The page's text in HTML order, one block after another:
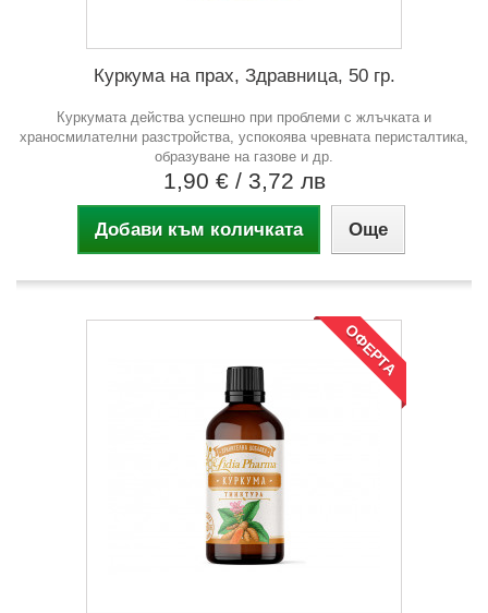
Куркума на прах, Здравница, 50 гр.
Куркумата действа успешно при проблеми с жлъчката и
храносмилателни разстройства, успокоява чревната перисталтика,
образуване на газове и др.
1,90 € / 3,72 лв
Добави към количката Още
ОФЕРТА